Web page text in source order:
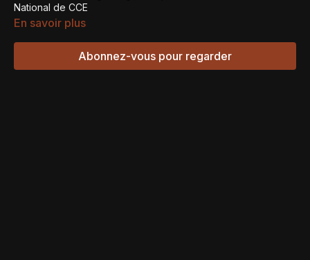
National de CCE
En savoir plus
Abonnez-vous pour regarder